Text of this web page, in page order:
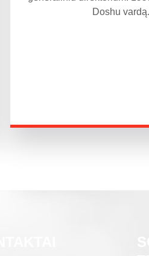
Doshu vardą.